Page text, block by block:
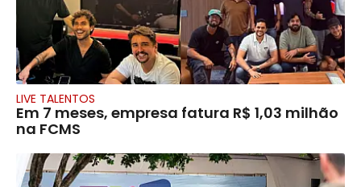
LIVE TALENTOS
Em 7 meses, empresa fatura R$ 1,03 milhão
na FCMS